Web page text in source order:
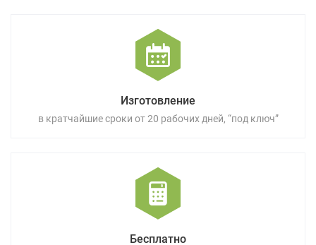
Изготовление
в кратчайшие сроки от 20 рабочих дней, “под ключ”
Бесплатно